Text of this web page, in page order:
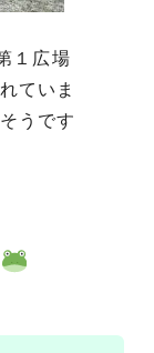
１広場
ていま
うです